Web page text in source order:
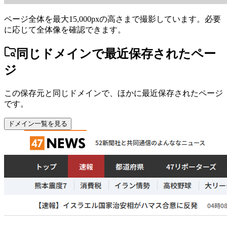
ページ全体を最大15,000pxの高さまで撮影しています。必要
に応じて全体像を確認できます。
同じドメインで最近保存されたペー
ジ
この保存元と同じドメインで、ほかに最近保存されたページ
です。
ドメイン一覧を見る